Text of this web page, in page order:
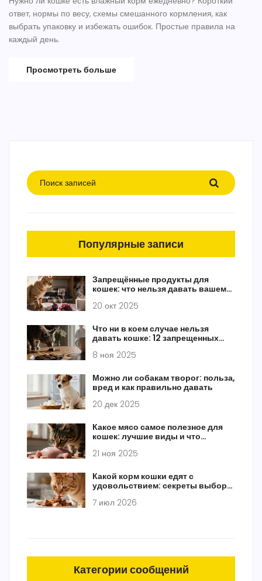
ответ, нормы по весу, схемы смешанного кормления, как
выбрать упаковку и избежать ошибок. Простые правила на
каждый день.
Просмотреть больше
Популярные записи
Запрещённые продукты для
кошек: что нельзя давать вашему
20 окт 2025
Что ни в коем случае нельзя
давать кошке: 12 запрещенных
8 ноя 2025
Можно ли собакам творог: польза,
вред и как правильно давать
20 дек 2025
Какое мясо самое полезное для
кошек: лучшие виды и что
21 ноя 2025
Какой корм кошки едят с
удовольствием: секреты выбора
7 июл 2026
Категории сообщений